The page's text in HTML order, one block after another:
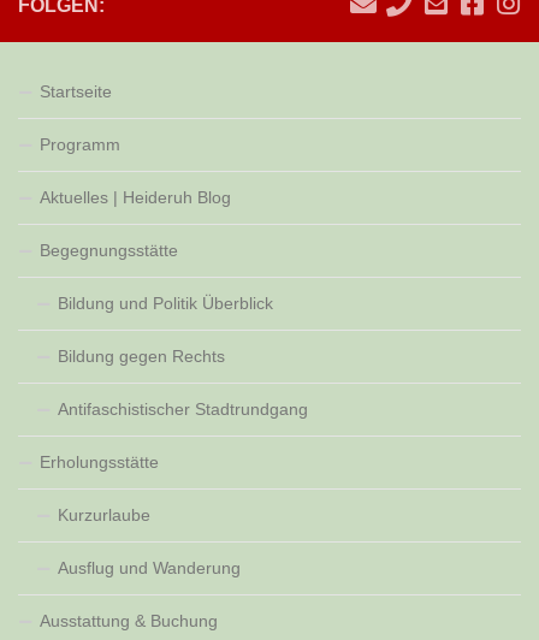
FOLGEN:
Startseite
Programm
Aktuelles | Heideruh Blog
Begegnungsstätte
Bildung und Politik Überblick
Bildung gegen Rechts
Antifaschistischer Stadtrundgang
Erholungsstätte
Kurzurlaube
Ausflug und Wanderung
Ausstattung & Buchung